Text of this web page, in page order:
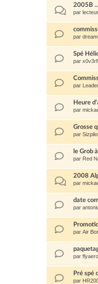
2005B
par
par
Spé
par
par
Heure
par
Grosse
par
le Grob
par Red
2008
par
date
par
par Air
par
Pré spé
par